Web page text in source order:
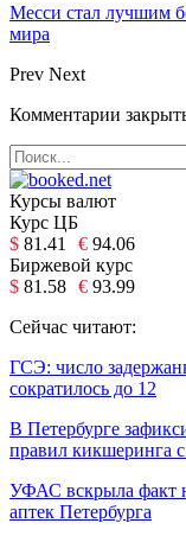
Месси стал лучшим
мира
Prev Next
Комментарии
Курсы валют
Курс ЦБ
$ 81.41 € 94.06
Биржевой курс
$ 81.58 € 93.99
Сейчас читают:
ГСЭ: число
сократилось до 12
В Петербурге
правил кикшеринга с
УФАС вскрыла факт
аптек Петербурга